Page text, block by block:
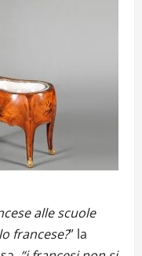
alle scuole
francese?” la